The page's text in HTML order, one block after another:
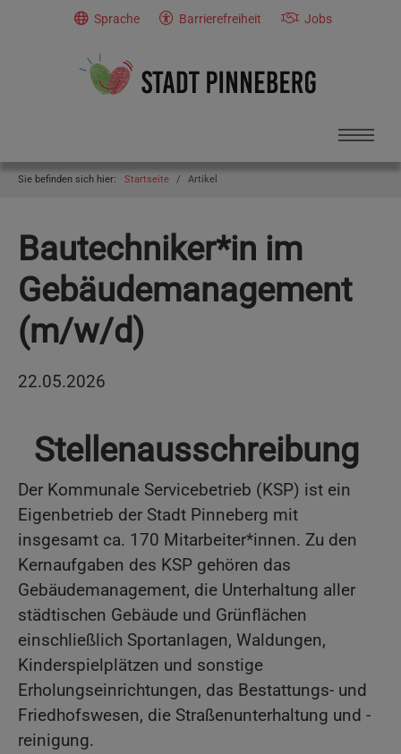
Skip to main navigation
Skip to main content
Skip to page footer
Sprache Barrierefreiheit Jobs
You are here:
Sie befinden sich hier: Startseite Artikel
Bautechniker*in im
Gebäudemanagement
(m/w/d)
22.05.2026
Stellenausschreibung
Der Kommunale Servicebetrieb (KSP) ist ein
Eigenbetrieb der Stadt Pinneberg mit
insgesamt ca. 170 Mitarbeiter*innen. Zu den
Kernaufgaben des KSP gehören das
Gebäudemanagement, die Unterhaltung aller
städtischen Gebäude und Grünflächen
einschließlich Sportanlagen, Waldungen,
Kinderspielplätzen und sonstige
Erholungseinrichtungen, das Bestattungs- und
Friedhofswesen, die Straßenunterhaltung und -
reinigung.